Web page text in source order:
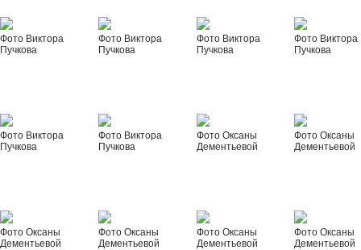
Фото Виктора
Пучкова
Фото Виктора
Пучкова
Фото Виктора
Пучкова
Фото Виктора
Пучкова
Фото Виктора
Пучкова
Фото Виктора
Пучкова
Фото Оксаны
Дементьевой
Фото Оксаны
Дементьевой
Фото Оксаны
Дементьевой
Фото Оксаны
Дементьевой
Фото Оксаны
Дементьевой
Фото Оксаны
Дементьевой